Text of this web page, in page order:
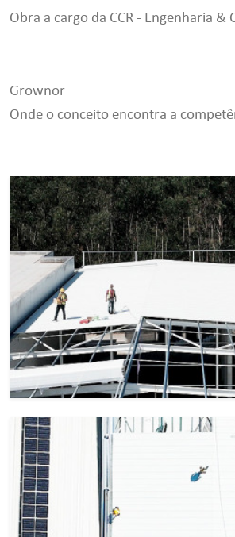
Obra a cargo da CCR - Engenharia &
Grownor
Onde o conceito encontra a